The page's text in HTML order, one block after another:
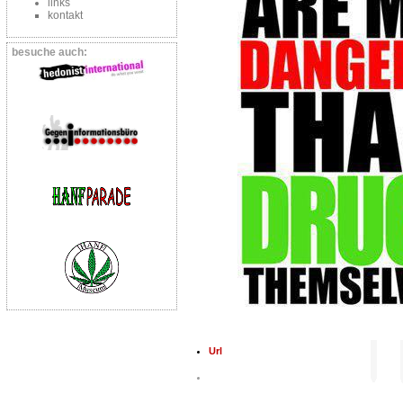
links
kontakt
besuche auch:
Url